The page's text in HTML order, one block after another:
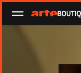
Ouvrir le menu